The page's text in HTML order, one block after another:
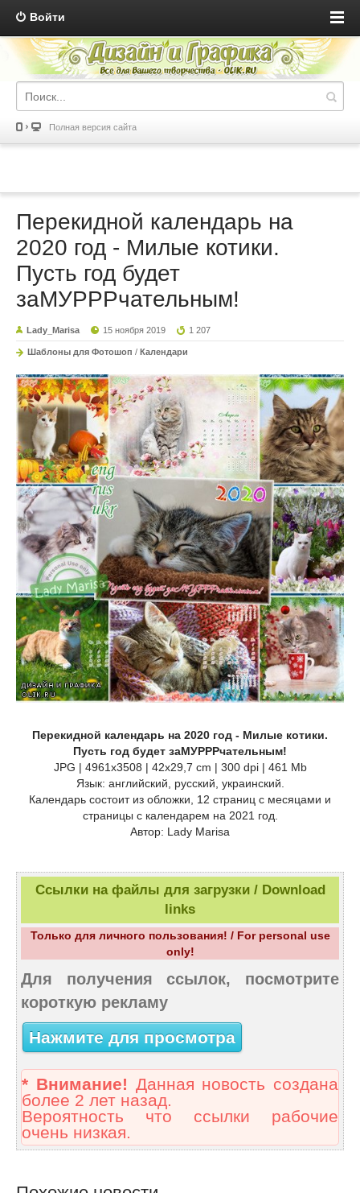
Войти
Полная версия сайта
Перекидной календарь на
2020 год - Милые котики.
Пусть год будет
заМУРРРчательным!
Lady_Marisa 15 ноября 2019 1 207
Шаблоны для Фотошоп / Календари
Перекидной календарь на 2020 год - Милые котики.
Пусть год будет заМУРРРчательным!
JPG | 4961х3508 | 42х29,7 cm | 300 dpi | 461 Mb
Язык: английский, русский, украинский.
Календарь состоит из обложки, 12 страниц с месяцами и
страницы с календарем на 2021 год.
Автор: Lady Marisa
Ссылки на файлы для загрузки / Download
links
Только для личного пользования! / For personal use
only!
Для получения ссылок, посмотрите
короткую рекламу
Нажмите для просмотра
* Внимание! Данная новость создана
более 2 лет назад.
Вероятность что ссылки рабочие
очень низкая.